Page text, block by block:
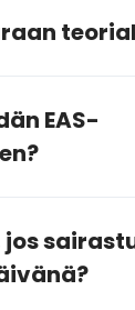
EAS-
jos